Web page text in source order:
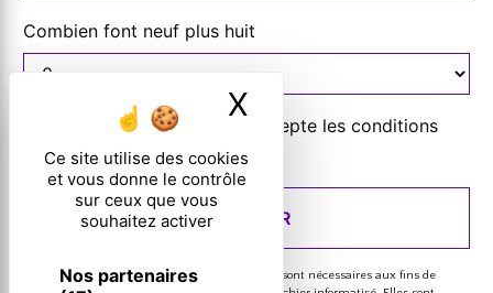
Ce site utilise des cookies
et vous donne le contrôle
sur ceux que vous
souhaitez activer
Nos partenaires
X Masquer le
Combien font neuf plus huit
En cochant cette case, j'accepte les conditions
particulières ci-dessous **
ENVOYER
** Les données personnelles communiquées sont nécessaires aux fins de